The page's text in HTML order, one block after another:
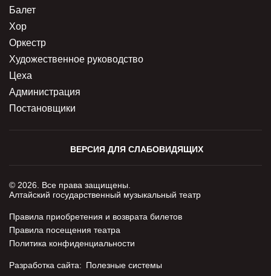
Балет
Хор
Оркестр
Художественное руководство
Цеха
Администрация
Постановщики
ВЕРСИЯ ДЛЯ СЛАБОВИДЯЩИХ
© 2026. Все права защищены.
Алтайский государственный музыкальный театр
Правила приобретения и возврата билетов
Правила посещения театра
Политика конфиденциальности
Разработка сайта: Полезные системы